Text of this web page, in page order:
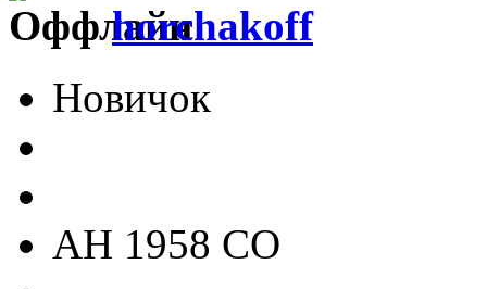
horchakoff
Новичок
АН 1958 СО